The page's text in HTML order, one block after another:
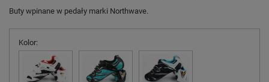
Buty wpinane w pedały marki Northwave.
Kolor